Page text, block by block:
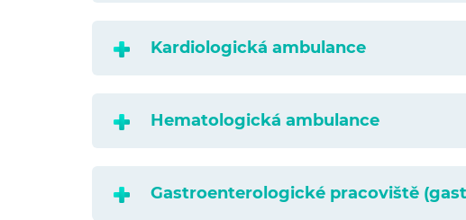
Kardiologická ambulance
Hematologická ambulance
Gastroenterologické pracoviště